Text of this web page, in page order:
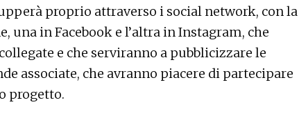
proprio attraverso i social network, con la
una in Facebook e l’altra in Instagram, che
e che serviranno a pubblicizzare le
associate, che avranno piacere di partecipare
progetto.